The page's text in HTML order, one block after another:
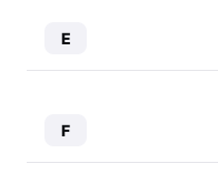
E
F